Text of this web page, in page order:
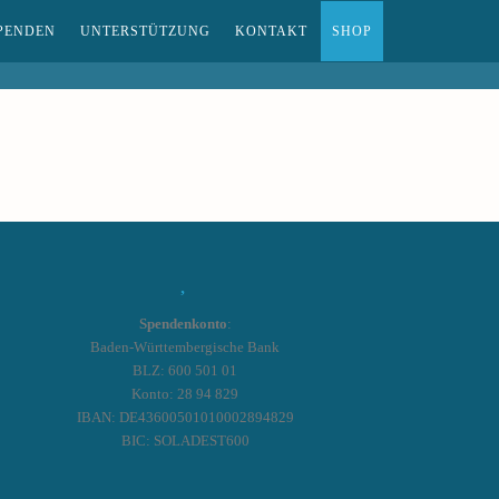
UNTERSTÜTZUNG KONTAKT SHOP
Spendenkonto:
Baden-Württembergische Bank
BLZ: 600 501 01
Konto: 28 94 829
IBAN: DE43600501010002894829
BIC: SOLADEST600